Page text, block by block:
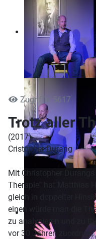
Zugriffe: 5617
Trotz aller
(2017)
Cristopher Durang
Mit Christopher
Therapie" hat Matthias
gleich in doppelter
einen würde man die
zu analysieren und zu
vor 30 Jahren